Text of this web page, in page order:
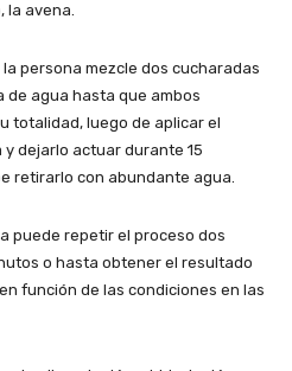
la avena.
persona mezcle dos cucharadas
de agua hasta que ambos
totalidad, luego de aplicar el
dejarlo actuar durante 15
retirarlo con abundante agua.
puede repetir el proceso dos
o hasta obtener el resultado
función de las condiciones en las